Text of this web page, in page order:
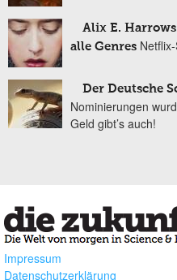
Alix E.
alle Genres
Der Deutsche
Nominierungen
Geld gibt’s auch!
Impressum
Datenschutzerklärung